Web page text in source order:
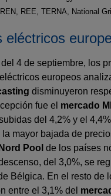
REE, TERNA, National
eléctricos
4 de septiembre, los
europeos
disminuyeron
fue el mercado
del 4,2% y el
la mayor bajada de
Pool de los países
del 3,0%, se
Bélgica. En el resto de
entre el 3,1% del